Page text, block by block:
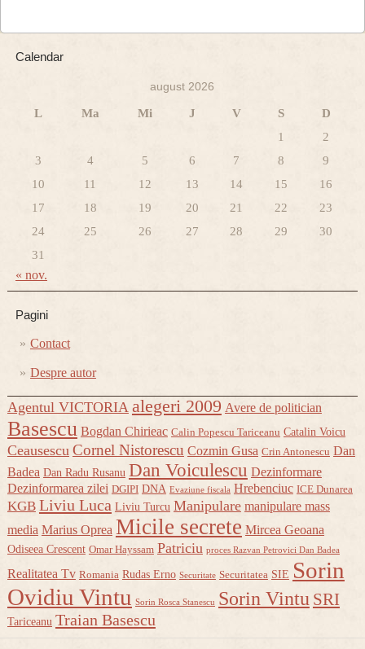
Calendar
august 2026
L Ma Mi J V S
D
1
2
3
4 5 6 7 8
9
10
11 12 13 14 15
16
17
18 19 20 21 22
23
24
25 26 27 28 29
30
31
« nov.
Pagini
Contact
Despre autor
Agentul VICTORIA alegeri 2009 Avere de politician
Basescu Bogdan Chirieac Calin Popescu Tariceanu Catalin Voicu
Ceausescu Cornel Nistorescu Cozmin Gusa Crin Antonescu Dan
Badea Dan Radu Rusanu Dan Voiculescu Dezinformare
Dezinformarea zilei DGIPI DNA Evaziune fiscala Hrebenciuc ICE Dunarea
KGB Liviu Luca Liviu Turcu Manipulare manipulare mass
media Marius Oprea Micile secrete Mircea Geoana
Odiseea Crescent Omar Hayssam Patriciu proces Razvan Petrovici Dan Badea
Realitatea Tv Romania Rudas Erno Securitate Securitatea SIE Sorin
Ovidiu Vintu Sorin Rosca Stanescu Sorin Vintu SRI
Tariceanu Traian Basescu